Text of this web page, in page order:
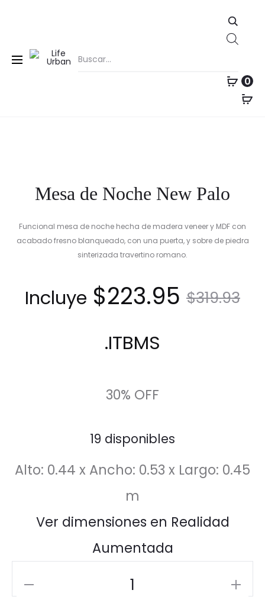
0
MESA
TV
New Palo
Mesa de Noche New Palo
Funcional mesa de noche hecha de madera veneer y MDF con
acabado fresno blanqueado, con una puerta, y sobre de piedra
sinterizada travertino romano.
$319.93
El
precio
original
era:
$319.93.
$223.95
El
es:
$223.95.
Incluye
ITBMS.
30% OFF
19 disponibles
Alto: 0.44 x Ancho: 0.53 x Largo: 0.45
m
Ver dimensiones en Realidad
Aumentada